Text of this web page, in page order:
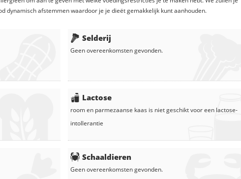
dynamisch afstemmen waardoor je je dieët gemakkelijk kunt aanhouden.
Selderij
Geen overeenkomsten gevonden.
Lactose
roomen parmezaanse kaas is niet geschikt voor een lactose-
intollerantie
Schaaldieren
Geen overeenkomsten gevonden.